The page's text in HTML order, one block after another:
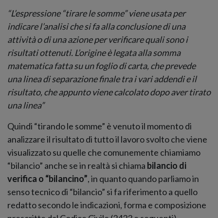
“L’espressione “tirare le somme” viene usata per
indicare l’analisi che si fa alla conclusione di una
attività o di una azione per verificare quali sono i
risultati ottenuti. L’origine è legata alla somma
matematica fatta su un foglio di carta, che prevede
una linea di separazione finale tra i vari addendi e il
risultato, che appunto viene calcolato dopo aver tirato
una linea”
Quindi “tirando le somme” è venuto il momento di
analizzare il risultato di tutto il lavoro svolto che viene
visualizzato su quelle che comunemente chiamiamo
“bilancio” anche se in realtà si chiama bilancio di
verifica o “bilancino”, in quanto quando parliamo in
senso tecnico di “bilancio” si fa riferimento a quello
redatto secondo le indicazioni, forma e composizione